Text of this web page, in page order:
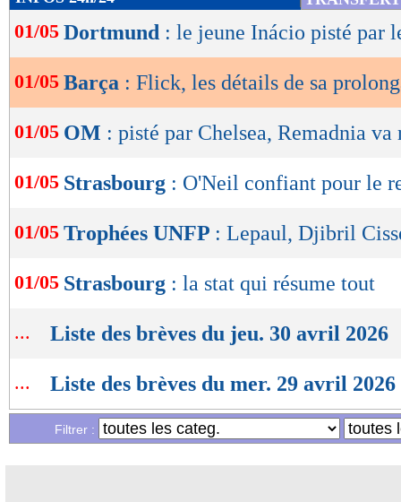
de
lecture
OK
01/05 Dortmund : le jeune Inácio pisté par
01/05 Barça : Flick, les détails de sa
01/05 OM : pisté par Chelsea, Remadnia va
01/05 Strasbourg : O'Neil confiant pour le
01/05 Trophées UNFP : Lepaul, Djibril
01/05 Strasbourg : la stat qui résume tout
... Liste des brèves du jeu. 30 avril 2026
... Liste des brèves du mer. 29 avril 2026
Filtrer :